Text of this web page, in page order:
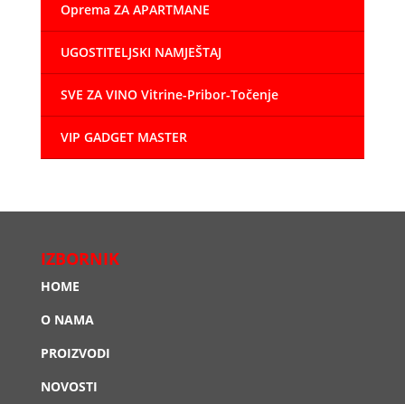
Oprema ZA APARTMANE
UGOSTITELJSKI NAMJEŠTAJ
SVE ZA VINO Vitrine-Pribor-Točenje
VIP GADGET MASTER
IZBORNIK
HOME
O NAMA
PROIZVODI
NOVOSTI